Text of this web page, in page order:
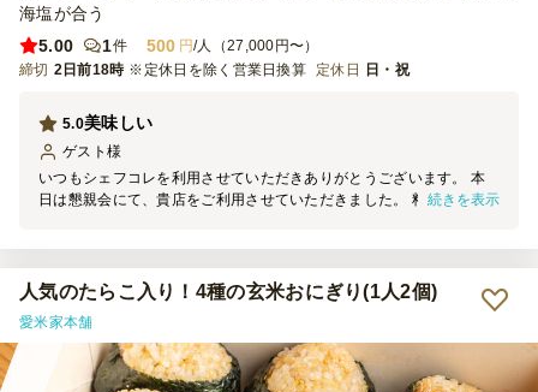
海塩が合う
5.00
1件 500 円/人（27,000円〜）
締切 2日前18時 ※定休日を除く営業日換算 定休日 日・祝
美味しい
5.0
ゲスト 様
いつもシェフコレを利用させていただきありがとうございます。 本
日は懇親会にて、貴店をご利用させていただきました。 料理の見た
続きを表示
人気のたらこ入り！4種の玄米おにぎり(1人2個)
愛米家本舗